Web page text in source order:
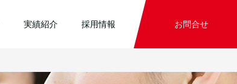
実績紹介 採用情報 お問合せ